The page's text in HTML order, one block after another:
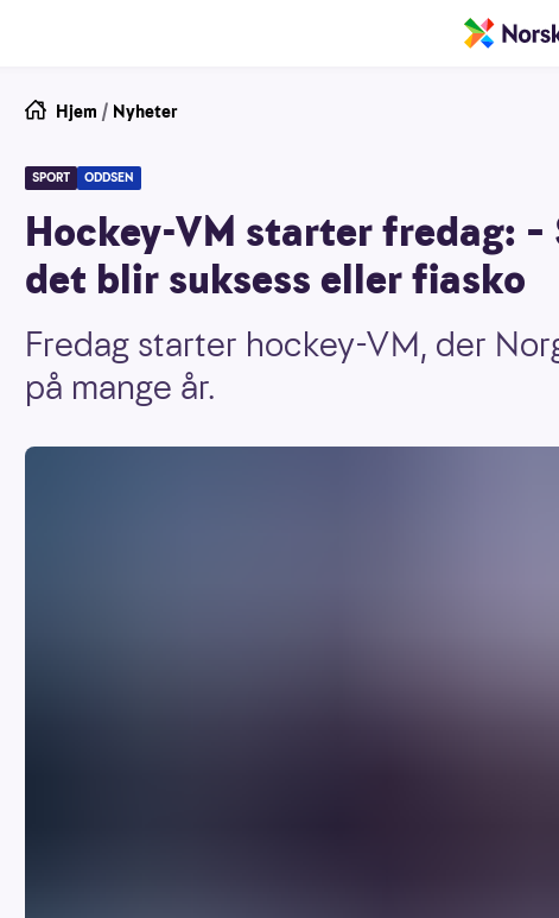
Hjem / Nyheter
SPORT ODDSEN
Hockey-VM starter fredag:
det blir suksess eller fiasko
Fredag starter hockey-VM, der
på mange år.